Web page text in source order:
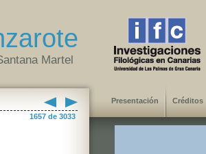
Martel
1657 de 3033
Presentación Créditos